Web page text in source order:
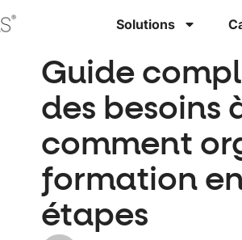
Solutions
Guide
des besoins
comment
formation
étapes